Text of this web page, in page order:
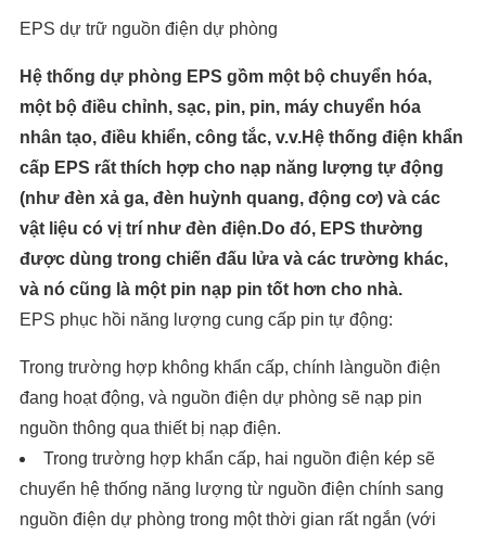
EPS dự trữ nguồn điện dự phòng
Hệ thống dự phòng EPS gồm một bộ chuyển hóa,
một bộ điều chỉnh, sạc, pin, pin, máy chuyển hóa
nhân tạo, điều khiển, công tắc, v.v.Hệ thống điện khẩn
cấp EPS rất thích hợp cho nạp năng lượng tự động
(như đèn xả ga, đèn huỳnh quang, động cơ) và các
vật liệu có vị trí như đèn điện.Do đó, EPS thường
được dùng trong chiến đấu lửa và các trường khác,
và nó cũng là một pin nạp pin tốt hơn cho nhà.
EPS phục hồi năng lượng cung cấp pin tự động:
Trong trường hợp không khẩn cấp, chính lànguồn điện
đang hoạt động, và nguồn điện dự phòng sẽ nạp pin
nguồn thông qua thiết bị nạp điện.
Trong trường hợp khẩn cấp, hai nguồn điện kép sẽ
chuyển hệ thống năng lượng từ nguồn điện chính sang
nguồn điện dự phòng trong một thời gian rất ngắn (với